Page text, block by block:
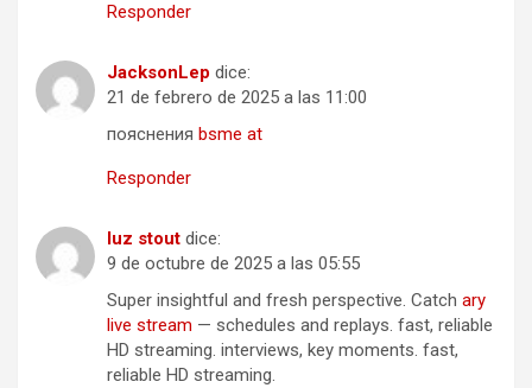
Responder
JacksonLep dice:
21 de febrero de 2025 a las 11:00
пояснения bsme at
Responder
luz stout dice:
9 de octubre de 2025 a las 05:55
Super insightful and fresh perspective. Catch ary
live stream — schedules and replays. fast, reliable
HD streaming. interviews, key moments. fast,
reliable HD streaming.